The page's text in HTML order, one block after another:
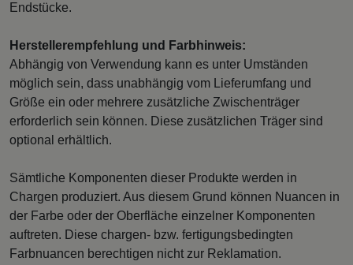
Endstücke.
Herstellerempfehlung und Farbhinweis:
Abhängig von Verwendung kann es unter Umständen
möglich sein, dass unabhängig vom Lieferumfang und
Größe ein oder mehrere zusätzliche Zwischenträger
erforderlich sein können. Diese zusätzlichen Träger sind
optional erhältlich.
Sämtliche Komponenten dieser Produkte werden in
Chargen produziert. Aus diesem Grund können Nuancen in
der Farbe oder der Oberfläche einzelner Komponenten
auftreten. Diese chargen- bzw. fertigungsbedingten
Farbnuancen berechtigen nicht zur Reklamation.